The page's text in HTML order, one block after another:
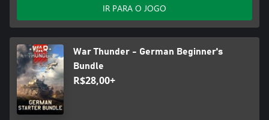
IR PARA O JOGO
War Thunder - German Beginner's
Bundle
R$28,00+